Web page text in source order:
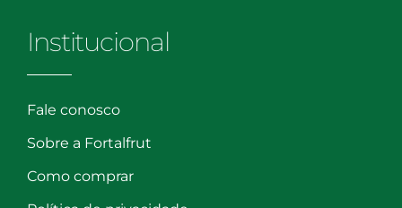
Institucional
Fale conosco
Sobre a Fortalfrut
Como comprar